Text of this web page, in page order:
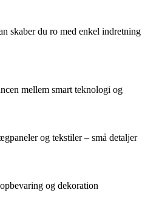
skaber du ro med enkel indretning
mellem smart teknologi og
og tekstiler – små detaljer
og dekoration